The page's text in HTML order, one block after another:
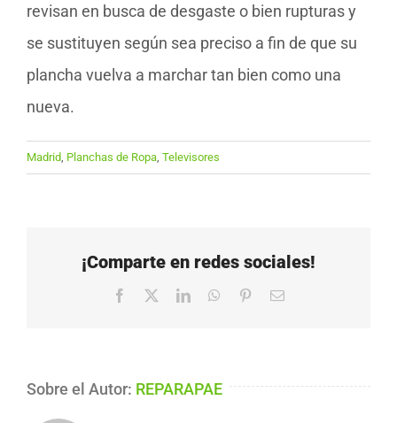
revisan en busca de desgaste o bien rupturas y
se sustituyen según sea preciso a fin de que su
plancha vuelva a marchar tan bien como una
nueva.
Madrid Planchas de Ropa Televisores
¡Comparte en redes sociales!
Facebook LinkedInWhatsApp
PinterestCorreo
Sobre el Autor: REPARAPAE